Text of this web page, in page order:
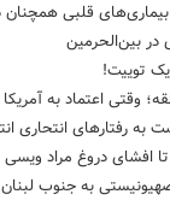
بیماری‌های قلبی
در بین‌الحرمین
یک توییت!
وقتی اعتماد به آمریکا
به رفتارهای انتحاری
تا افشای دروغ مراد ویسی
به جنوب لبنان